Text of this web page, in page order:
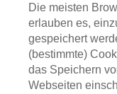
Die meisten
erlauben es,
gespeichert
(bestimmte)
das Speichern
Webseiten